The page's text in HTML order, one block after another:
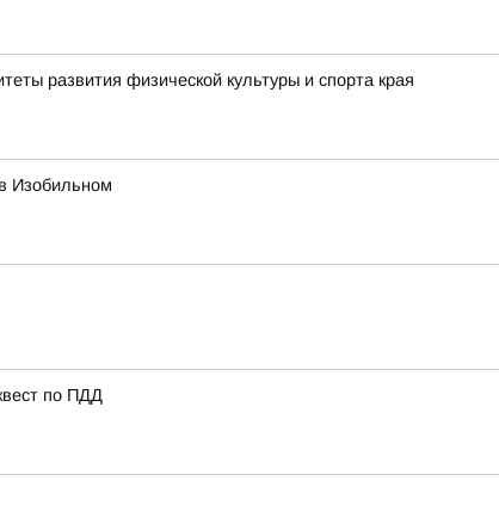
развития физической культуры и спорта края
Изобильном
по ПДД